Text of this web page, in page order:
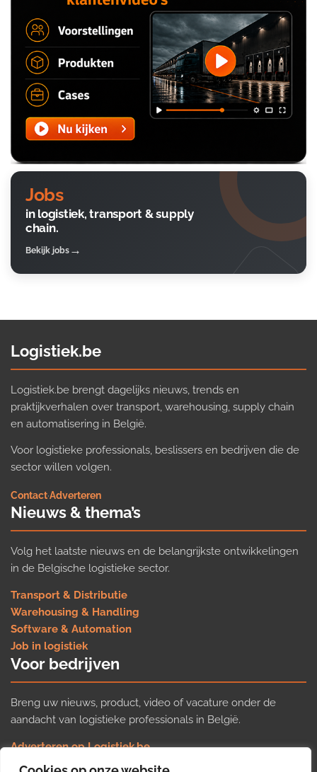
Jobs
in logistiek, transport & supply
chain.
Bekijk jobs
Logistiek.be
Logistiek.be brengt dagelijks nieuws, trends en
praktijkverhalen over transport, warehousing, supply chain
en automatisering in België.
Voor logistieke professionals, beslissers en bedrijven die de
sector willen volgen.
Contact·Adverteren
Nieuws & thema’s
Volg het laatste nieuws en de belangrijkste ontwikkelingen
in de Belgische logistieke sector.
Transport & Distributie
Warehousing & Handling
Software & Automation
Job in logistiek
Voor bedrijven
Breng uw nieuws, product, video of vacature onder de
aandacht van logistieke professionals in België.
Adverteren op Logistiek.be
Nieuws insturen